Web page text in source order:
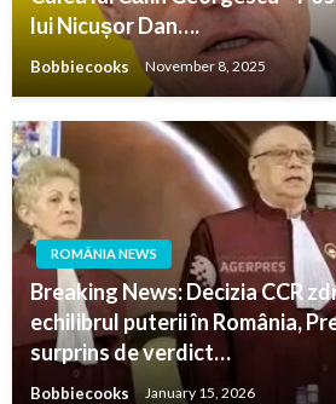
lui Nicușor Dan….
Bobbiecooks November 8, 2025
ROMÂNIA NEWS
Breaking News: Decizia CCR
echilibrul puterii în România,
surprins de verdict…
Bobbiecooks January 15, 2026